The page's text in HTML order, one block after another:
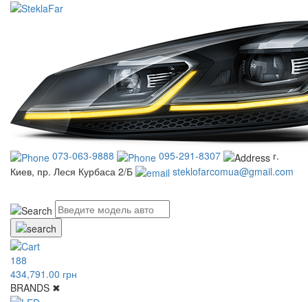
073-063-9888 095-291-8307
г.
Киев, пр. Леся Курбаса 2/Б
steklofarcomua@gmail.com
188
434,791.00 грн
BRANDS ✖